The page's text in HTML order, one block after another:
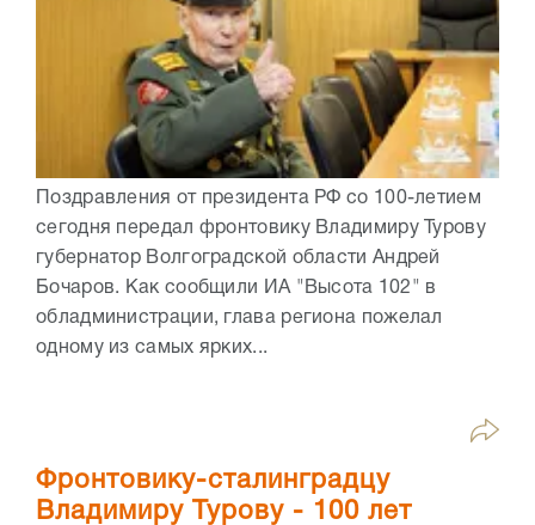
Поздравления от президента РФ со 100-летием
сегодня передал фронтовику Владимиру Турову
губернатор Волгоградской области Андрей
Бочаров. Как сообщили ИА "Высота 102" в
обладминистрации, глава региона пожелал
одному из самых ярких...
Фронтовику-сталинградцу
Владимиру Турову - 100 лет